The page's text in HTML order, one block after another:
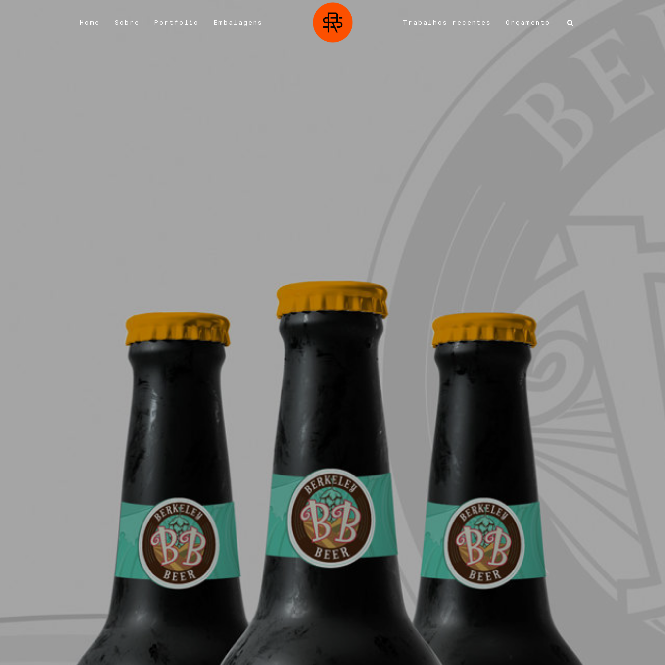
Home Sobre Portfolio Embalagens Trabalhos recentes Orçamento